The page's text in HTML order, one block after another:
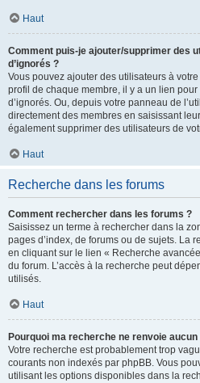
Haut
Comment puis-je ajouter/supprimer des
d’ignorés ?
Vous pouvez ajouter des utilisateurs à
profil de chaque membre, il y a un lien pour
d’ignorés. Ou, depuis votre panneau de
directement des membres en saisissant
également supprimer des utilisateurs de
Haut
Recherche dans les forums
Comment rechercher dans les forums ?
Saisissez un terme à rechercher dans la
pages d’index, de forums ou de sujets. La
en cliquant sur le lien « Recherche
du forum. L’accès à la recherche peut
utilisés.
Haut
Pourquoi ma recherche ne renvoie
Votre recherche est probablement trop
courants non indexés par phpBB. Vous
utilisant les options disponibles dans la